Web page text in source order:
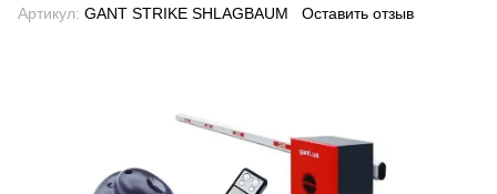
Артикул: GANT STRIKE SHLAGBAUM Оставить отзыв